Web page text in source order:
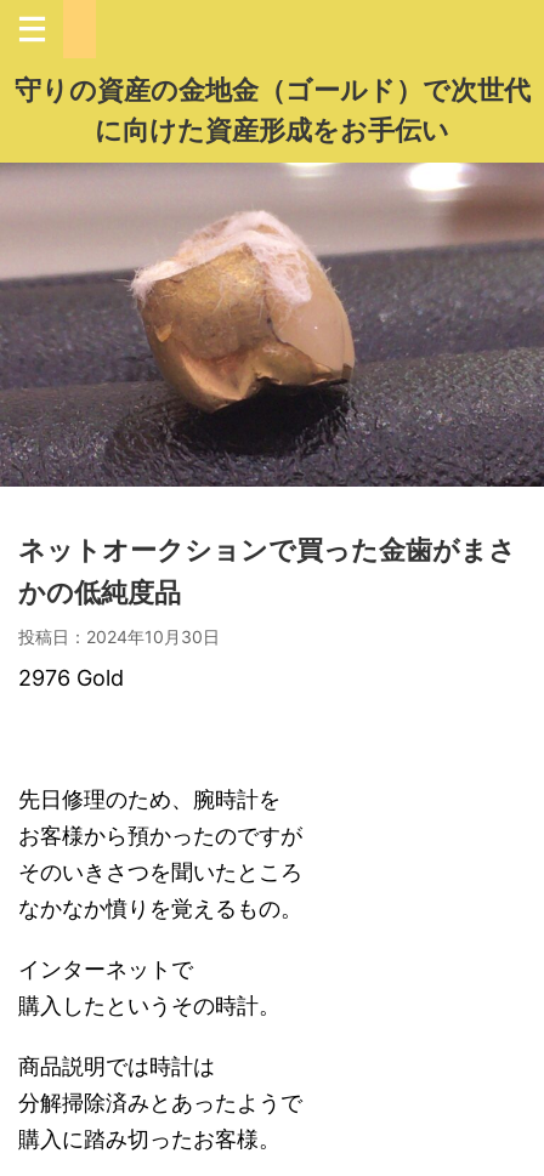
守りの資産の金地金（ゴールド）で次世代
に向けた資産形成をお手伝い
ネットオークションで買った金歯がまさ
かの低純度品
投稿日： 2024年10月30日
2976 Gold
先日修理のため、腕時計を
お客様から預かったのですが
そのいきさつを聞いたところ
なかなか憤りを覚えるもの。
インターネットで
購入したというその時計。
商品説明では時計は
分解掃除済みとあったようで
購入に踏み切ったお客様。